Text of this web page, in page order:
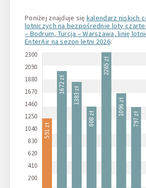
Poniżej znajduje się kalendarz niskich
lotniczych na bezpośrednie loty
– Bodrum, Turcja – Warszawa, linię
EnterAir na sezon letni 2026:
2300
2090
1880
1670
1460
1250
1040
830
620
410
200
591 zł
1672 zł
1383 zł
808 zł
2265 zł
1096 zł
797 zł